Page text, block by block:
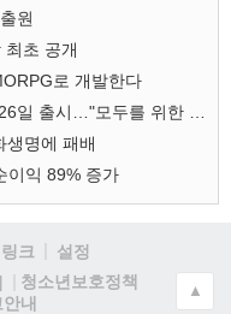
원
초 공개
로 개발한다
명에 패배
이익 89% 증가
크
설정
청소년보호정책
내
▲